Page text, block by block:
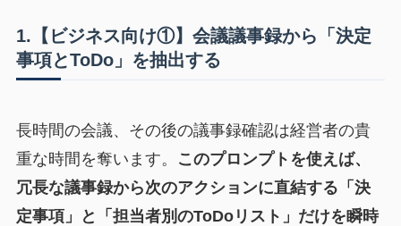
1.【ビジネス向け①】会議議事録から「決定
事項とToDo」を抽出する
長時間の会議、その後の議事録確認は経営者の貴
重な時間を奪います。
このプロンプトを使えば、
冗長な議事録から次のアクションに直結する「決
定事項」と「担当者別のToDoリスト」だけを瞬時